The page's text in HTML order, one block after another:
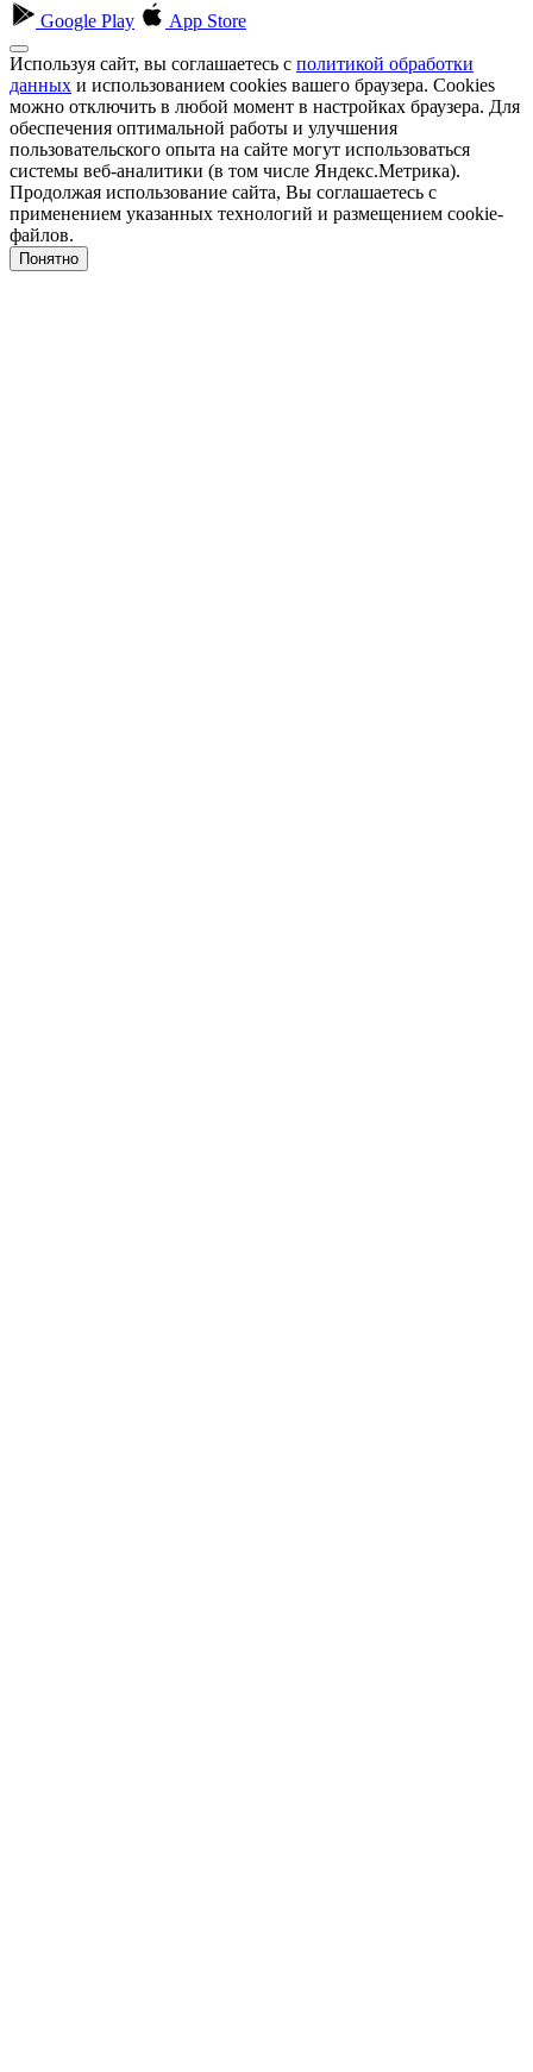
Google Play App Store
Используя сайт, вы соглашаетесь с политикой обработки
данных и использованием cookies вашего браузера. Cookies
можно отключить в любой момент в настройках браузера. Для
обеспечения оптимальной работы и улучшения
пользовательского опыта на сайте могут использоваться
системы веб-аналитики (в том числе Яндекс.Метрика).
Продолжая использование сайта, Вы соглашаетесь с
применением указанных технологий и размещением cookie-
файлов.
Понятно